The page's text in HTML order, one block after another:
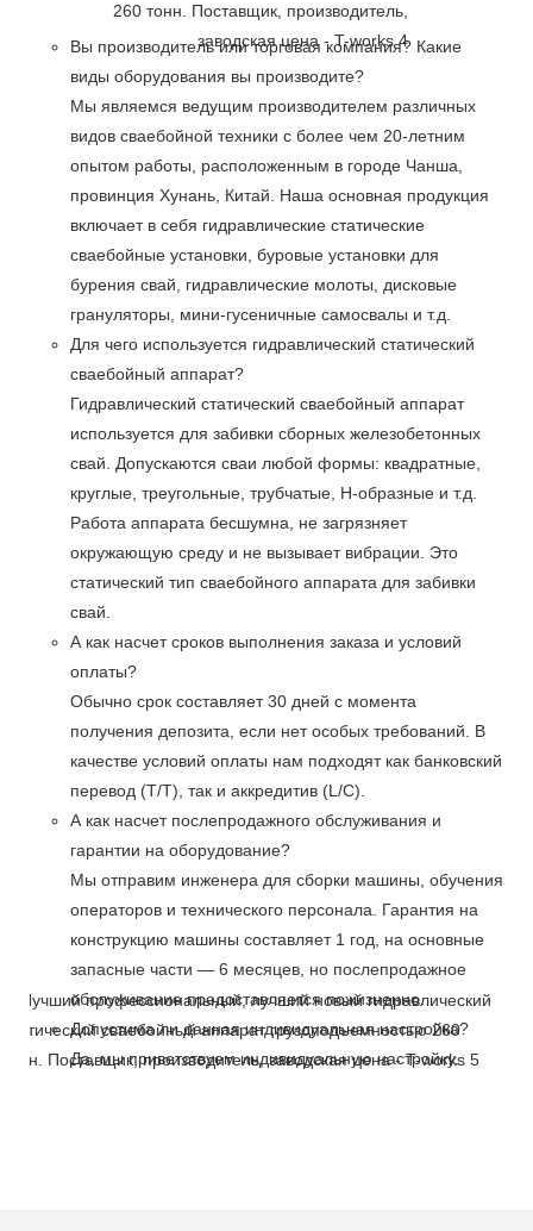
Вы производитель или торговая компания? Какие
виды оборудования вы производите?
Мы являемся ведущим производителем различных
видов сваебойной техники с более чем 20-летним
опытом работы, расположенным в городе Чанша,
провинция Хунань, Китай. Наша основная продукция
включает в себя гидравлические статические
сваебойные установки, буровые установки для
бурения свай, гидравлические молоты, дисковые
грануляторы, мини-гусеничные самосвалы и т.д.
Для чего используется гидравлический статический
сваебойный аппарат?
Гидравлический статический сваебойный аппарат
используется для забивки сборных железобетонных
свай. Допускаются сваи любой формы: квадратные,
круглые, треугольные, трубчатые, Н-образные и т.д.
Работа аппарата бесшумна, не загрязняет
окружающую среду и не вызывает вибрации. Это
статический тип сваебойного аппарата для забивки
свай.
А как насчет сроков выполнения заказа и условий
оплаты?
Обычно срок составляет 30 дней с момента
получения депозита, если нет особых требований. В
качестве условий оплаты нам подходят как банковский
перевод (T/T), так и аккредитив (L/C).
А как насчет послепродажного обслуживания и
гарантии на оборудование?
Мы отправим инженера для сборки машины, обучения
операторов и технического персонала. Гарантия на
конструкцию машины составляет 1 год, на основные
запасные части — 6 месяцев, но послепродажное
обслуживание предоставляется пожизненно.
Допустима ли данная индивидуальная настройка?
Да, мы приветствуем индивидуальную настройку.